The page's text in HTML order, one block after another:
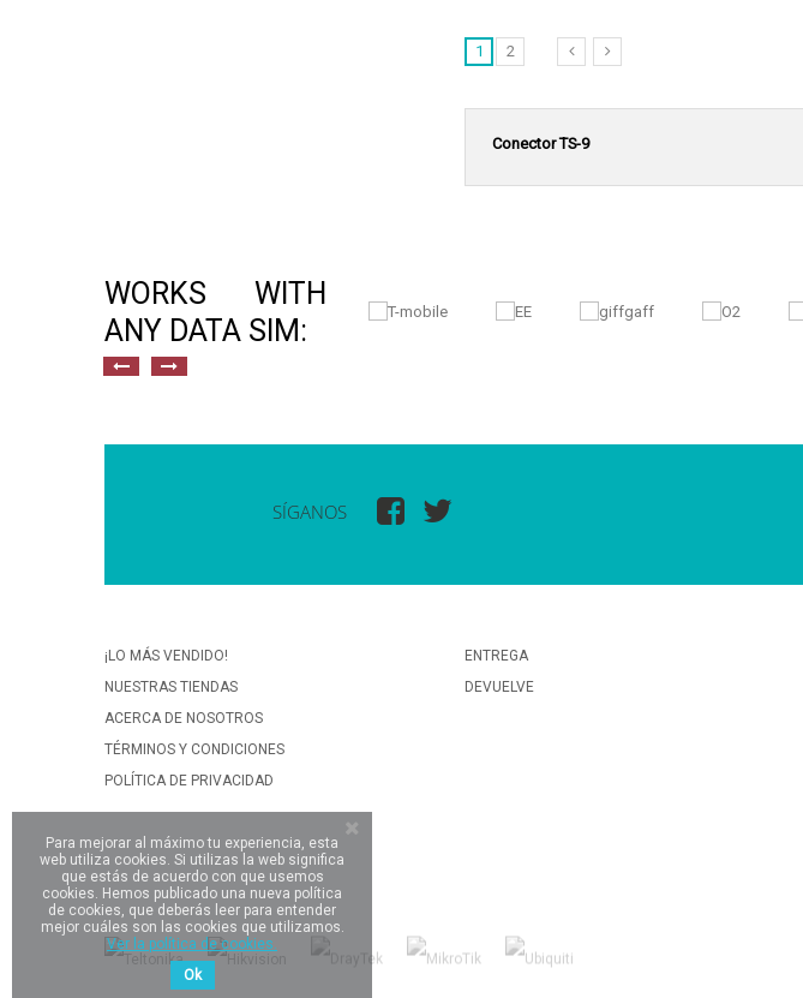
1 2
Conector TS-9
WORKS WITH
ANY DATA SIM:
SÍGANOS
¡LO MÁS VENDIDO!
NUESTRAS TIENDAS
ACERCA DE NOSOTROS
TÉRMINOS Y CONDICIONES
POLÍTICA DE PRIVACIDAD
ENTREGA
DEVUELVE
Para mejorar al máximo tu experiencia, esta
web utiliza cookies. Si utilizas la web significa
que estás de acuerdo con que usemos
cookies. Hemos publicado una nueva política
de cookies, que deberás leer para entender
mejor cuáles son las cookies que utilizamos.
Ver la política de cookies.
Ok